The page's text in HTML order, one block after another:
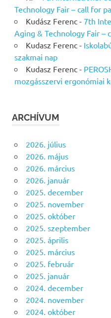
Technology Fair – call for
Kudász Ferenc- 7th
Aging & Technology Fair –
Kudasz Ferenc-
szakmai nap
Kudasz Ferenc-
mozgásszervi ergonómiai
ARCHÍVUM
2026. július
2026. május
2026. március
2026. január
2025. december
2025. november
2025. október
2025. szeptember
2025. április
2025. március
2025. február
2025. január
2024. december
2024. november
2024. október